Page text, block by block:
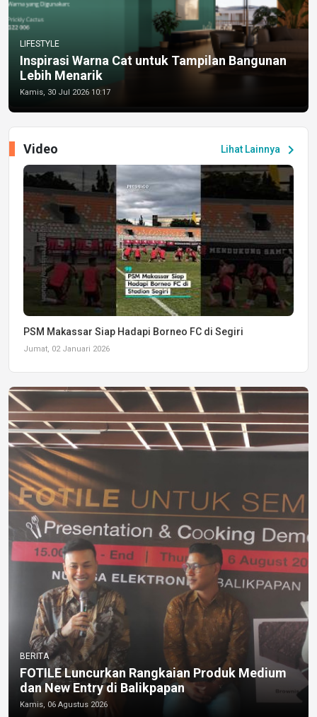
LIFESTYLE
Inspirasi Warna Cat untuk Tampilan Bangunan
Lebih Menarik
Kamis, 30 Jul 2026 10:17
Lihat Lainnya chevron_right
Video
PSM Makassar Siap Hadapi Borneo FC di Segiri
Jumat, 02 Januari 2026
BERITA
FOTILE Luncurkan Rangkaian Produk Medium
dan New Entry di Balikpapan
Kamis, 06 Agustus 2026